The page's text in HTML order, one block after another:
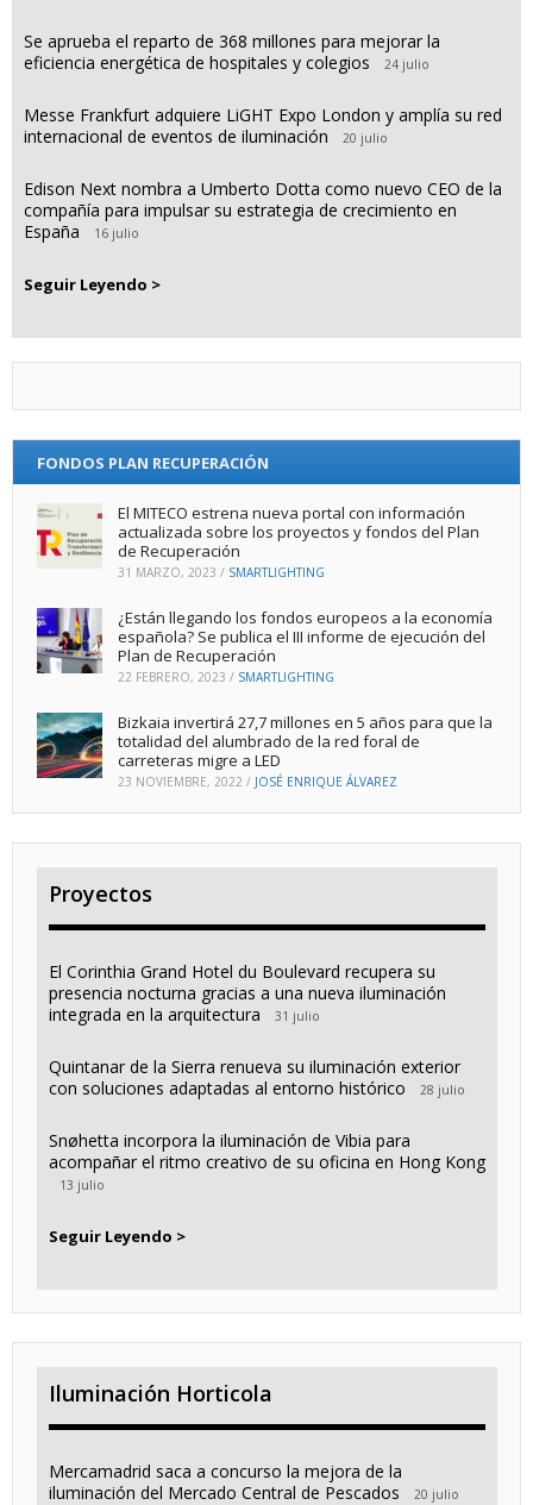
Se aprueba el reparto de 368 millones para mejorar la
eficiencia energética de hospitales y colegios
24 julio
Messe Frankfurt adquiere LiGHT Expo London y amplía su red
internacional de eventos de iluminación
20 julio
Edison Next nombra a Umberto Dotta como nuevo CEO de la
compañía para impulsar su estrategia de crecimiento en
España
16 julio
Seguir Leyendo >
FONDOS PLAN RECUPERACIÓN
El MITECO estrena nueva portal con información
actualizada sobre los proyectos y fondos del Plan
de Recuperación
31 MARZO, 2023 / SMARTLIGHTING
¿Están llegando los fondos europeos a la economía
española? Se publica el III informe de ejecución del
Plan de Recuperación
22 FEBRERO, 2023 / SMARTLIGHTING
Bizkaia invertirá 27,7 millones en 5 años para que la
totalidad del alumbrado de la red foral de
carreteras migre a LED
23 NOVIEMBRE, 2022 / JOSÉ ENRIQUE ÁLVAREZ
Proyectos
El Corinthia Grand Hotel du Boulevard recupera su
presencia nocturna gracias a una nueva iluminación
integrada en la arquitectura
31 julio
Quintanar de la Sierra renueva su iluminación exterior
con soluciones adaptadas al entorno histórico
28 julio
Snøhetta incorpora la iluminación de Vibia para
acompañar el ritmo creativo de su oficina en Hong Kong
13 julio
Seguir Leyendo >
Iluminación Horticola
Mercamadrid saca a concurso la mejora de la
iluminación del Mercado Central de Pescados
20 julio